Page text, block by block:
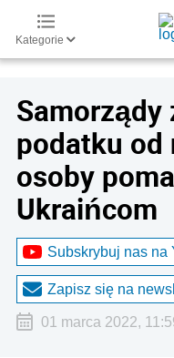
Kategorie
Samorządy
podatku od
osoby
Ukraińcom
Subskrybuj nas na
Zapisz się na
01 marca 2022,